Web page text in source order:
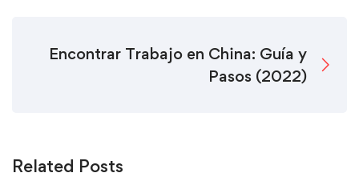
Encontrar Trabajo en China: Guía y
Pasos (2022)
Related Posts